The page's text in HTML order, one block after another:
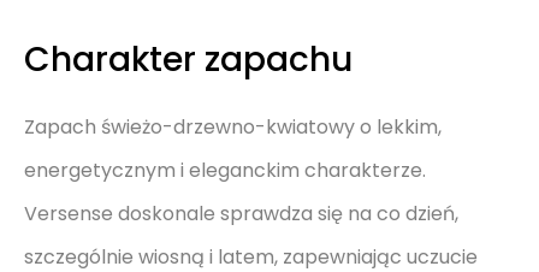
Charakter zapachu
Zapach świeżo-drzewno-kwiatowy o lekkim,
energetycznym i eleganckim charakterze.
Versense doskonale sprawdza się na co dzień,
szczególnie wiosną i latem, zapewniając uczucie